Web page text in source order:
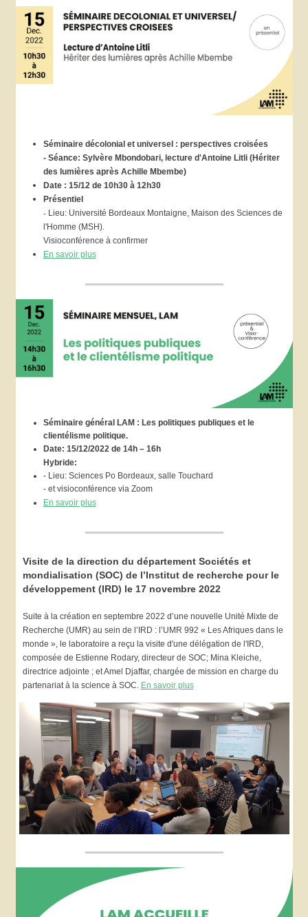
Séminaire décolonial et universel : perspectives croisées
- Séance: Sylvère Mbondobari, lecture d'Antoine Litli (Hériter
des lumières après Achille Mbembe)
Date : 15/12 de 10h30 à 12h30
Présentiel
- Lieu: Université Bordeaux Montaigne, Maison des Sciences de
l'Homme (MSH).
Visioconférence à confirmer
En savoir plus
Séminaire général LAM : Les politiques publiques et le
clientélisme politique.
Date: 15/12/2022 de 14h – 16h
Hybride:
- Lieu: Sciences Po Bordeaux, salle Touchard
- etvisioconférence via Zoom
En savoir plus
Visite de la direction du département Sociétés et
mondialisation (SOC) de l’Institut de recherche pour le
développement (IRD) le 17 novembre 2022
Suite à la création en septembre 2022 d’une nouvelle Unité Mixte de
Recherche (UMR) au sein de l’IRD : l’UMR 992 « Les Afriques dans le
monde », le laboratoire a reçu la visite d'une délégation de l'IRD,
composée de Estienne Rodary, directeur de SOC; Mina Kleiche,
directrice adjointe ; et Amel Djaffar, chargée de mission en charge du
partenariat à la science à SOC. En savoir plus